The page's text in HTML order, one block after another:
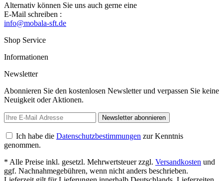
Alternativ können Sie uns auch gerne eine
E-Mail schreiben :
info@mobala-sft.de
Shop Service
Informationen
Newsletter
Abonnieren Sie den kostenlosen Newsletter und verpassen Sie keine
Neuigkeit oder Aktionen.
Newsletter abonnieren
Ich habe die Datenschutzbestimmungen zur Kenntnis
genommen.
* Alle Preise inkl. gesetzl. Mehrwertsteuer zzgl. Versandkosten und
ggf. Nachnahmegebühren, wenn nicht anders beschrieben.